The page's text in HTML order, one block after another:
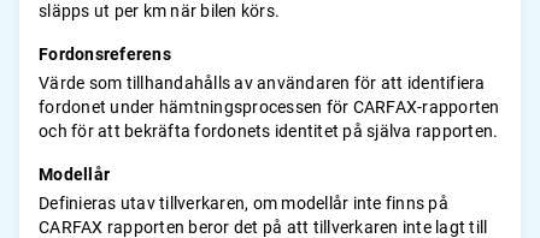
släpps ut per km när bilen körs.
Fordonsreferens
Värde som tillhandahålls av användaren för att identifiera
fordonet under hämtningsprocessen för CARFAX-rapporten
och för att bekräfta fordonets identitet på själva rapporten.
Modellår
Definieras utav tillverkaren, om modellår inte finns på
CARFAX rapporten beror det på att tillverkaren inte lagt till